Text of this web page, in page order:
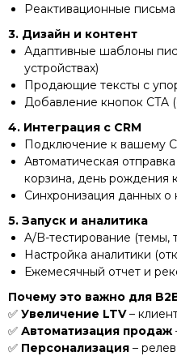
Реактивационные
3. Дизайн и контент
Адаптивные шаблоны
устройствах)
Продающие тексты с
Добавление кнопок CTA
4. Интеграция с CRM
Подключение к вашему
Автоматическая
корзина, день рождения
Синхронизация данных о
5. Запуск и аналитика
A/B-тестирование (темы,
Настройка аналитики
Ежемесячный отчет и
Почему это важно для
✅ Увеличение LTV–
✅ Автоматизация продаж
✅ Персонализация –